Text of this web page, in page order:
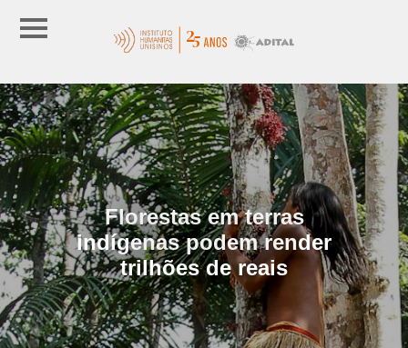
Florestas em terras
indígenas podem render
trilhões de reais